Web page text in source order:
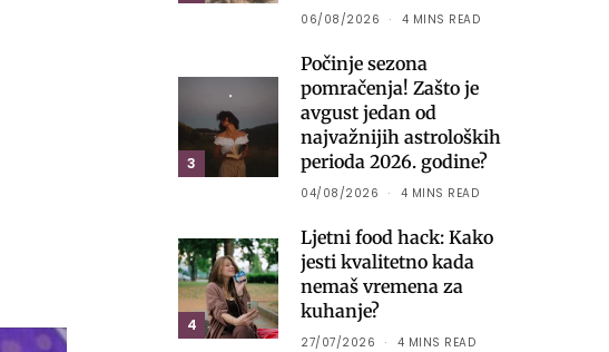
06/08/2026 4 MINS READ
3
Počinje sezona
pomračenja! Zašto je
avgust jedan od
najvažnijih astroloških
perioda 2026. godine?
04/08/2026 4 MINS READ
4
Ljetni food hack: Kako
jesti kvalitetno kada
nemaš vremena za
kuhanje?
27/07/2026 4 MINS READ